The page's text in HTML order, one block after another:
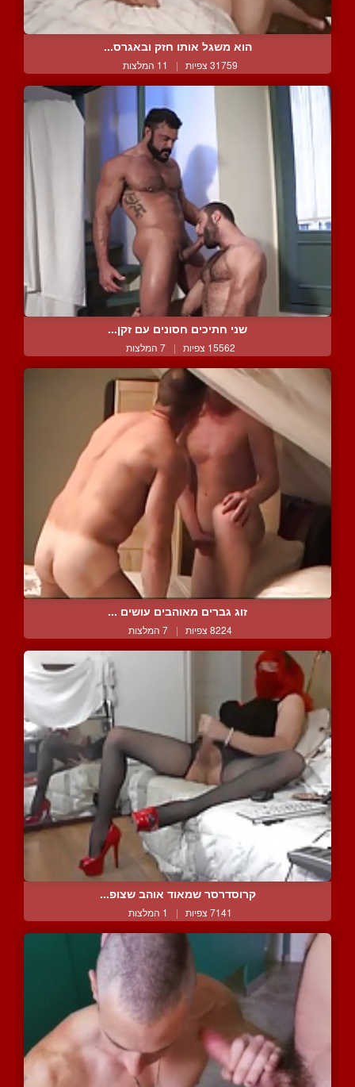
הוא משגל אותו חזק ובאגרס...
31759 צפיות | 11 המלצות
שני חתיכים חסונים עם זקן...
15562 צפיות | 7 המלצות
זוג גברים מאוהבים עושים ...
8224 צפיות | 7 המלצות
קרוסדרסר שמאוד אוהב שצופ...
7141 צפיות | 1 המלצות